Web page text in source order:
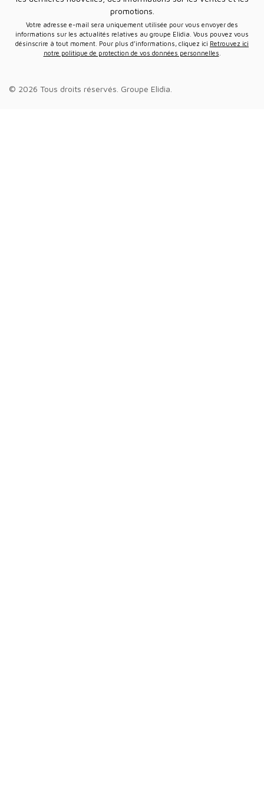
promotions.
Votre adresse e-mail sera uniquement utilisée pour vous envoyer des
informations sur les actualités relatives au groupe Elidia. Vous pouvez vous
désinscrire à tout moment. Pour plus d’informations, cliquez ici Retrouvez ici
notre politique de protection de vos données personnelles
© 2026 Tous droits réservés. Groupe Elidia